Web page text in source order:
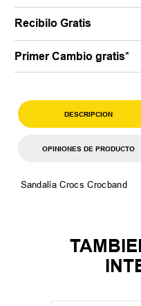
Recibilo Gratis
Primer Cambio gratis*
DESCRIPCION
OPINIONES DE PRODUCTO
Sandalia Crocs Crocband